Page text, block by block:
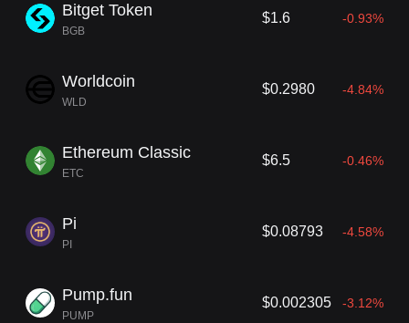
Bitget Token
BGB
$1.6 -0.93%
Worldcoin
WLD
$0.2980 -4.84%
Ethereum Classic
ETC
$6.5 -0.46%
Pi
PI
$0.08793 -4.58%
Pump.fun
PUMP
$0.002305 -3.12%